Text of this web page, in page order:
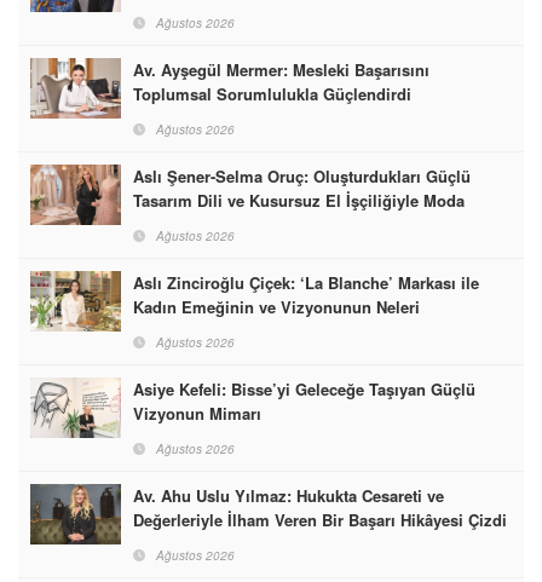
Ağustos 2026
Av. Ayşegül Mermer: Mesleki Başarısını
Toplumsal Sorumlulukla Güçlendirdi
Ağustos 2026
Aslı Şener-Selma Oruç: Oluşturdukları Güçlü
Tasarım Dili ve Kusursuz El İşçiliğiyle Moda
Dünyasına İmzalarını Attılar
Ağustos 2026
Aslı Zinciroğlu Çiçek: ‘La Blanche’ Markası ile
Kadın Emeğinin ve Vizyonunun Neleri
Başarabileceğinin En Güzel Örneğini Sunuyor
Ağustos 2026
Asiye Kefeli: Bisse’yi Geleceğe Taşıyan Güçlü
Vizyonun Mimarı
Ağustos 2026
Av. Ahu Uslu Yılmaz: Hukukta Cesareti ve
Değerleriyle İlham Veren Bir Başarı Hikâyesi Çizdi
Ağustos 2026